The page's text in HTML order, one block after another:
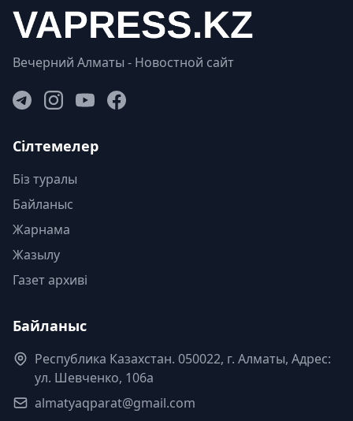
Вечерний Алматы - Новостной сайт
Сілтемелер
Біз туралы
Байланыс
Жарнама
Жазылу
Газет архиві
Байланыс
Республика Казахстан. 050022, г. Алматы, Адрес:
ул. Шевченко, 106а
almatyaqparat@gmail.com